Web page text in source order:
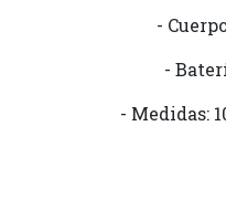
-
-
- Medidas: